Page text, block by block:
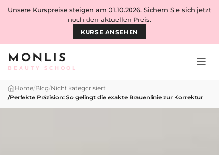
Skip to content
MONLIS
BEAUTY SCHOOL
Unsere Kurspreise steigen am 01.10.2026. Sichern Sie sich jetzt
noch den aktuellen Preis.
KURSE ANSEHEN
Home/Blog/Nicht kategorisiert
/Perfekte Präzision: So gelingt die exakte Brauenlinie zur Korrektur